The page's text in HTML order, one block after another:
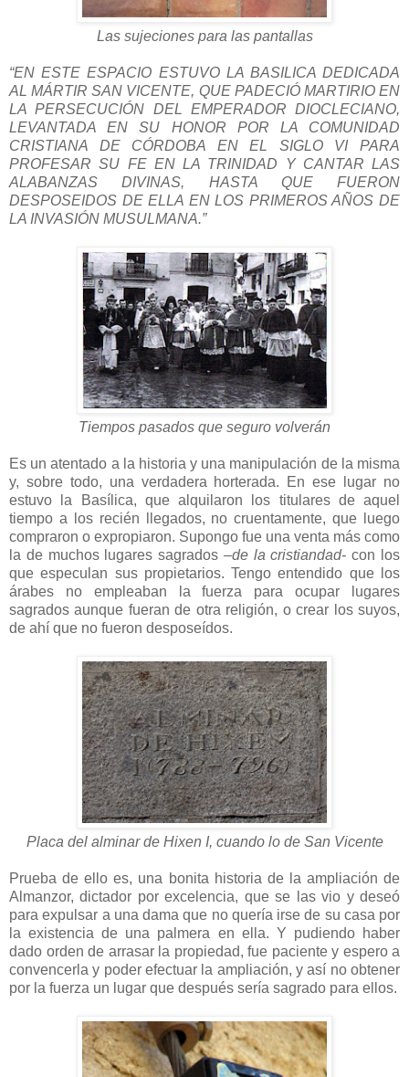
Las sujeciones para las pantallas
“EN ESTE ESPACIO ESTUVO LA BASILICA DEDICADA
AL MÁRTIR SAN VICENTE, QUE PADECIÓ MARTIRIO EN
LA PERSECUCIÓN DEL EMPERADOR DIOCLECIANO,
LEVANTADA EN SU HONOR POR LA COMUNIDAD
CRISTIANA DE CÓRDOBA EN EL SIGLO VI PARA
PROFESAR SU FE EN LA TRINIDAD Y CANTAR LAS
ALABANZAS DIVINAS, HASTA QUE FUERON
DESPOSEIDOS DE ELLA EN LOS PRIMEROS AÑOS DE
LA INVASIÓN MUSULMANA.”
Tiempos pasados que seguro volverán
Es un atentado a la historia y una manipulación de la misma
y, sobre todo, una verdadera horterada. En ese lugar no
estuvo la Basílica, que alquilaron los titulares de aquel
tiempo a los recién llegados, no cruentamente, que luego
compraron o expropiaron. Supongo fue una venta más como
la de muchos lugares sagrados –de la cristiandad-con los
que especulan sus propietarios. Tengo entendido que los
árabes no empleaban la fuerza para ocupar lugares
sagrados aunque fueran de otra religión, o crear los suyos,
de ahí que no fueron desposeídos.
Placa del alminar de Hixen I, cuando lo de San Vicente
Prueba de ello es, una bonita historia de la ampliación de
Almanzor, dictador por excelencia, que se las vio y deseó
para expulsar a una dama que no quería irse de su casa por
la existencia de una palmera en ella. Y pudiendo haber
dado orden de arrasar la propiedad, fue paciente y espero a
convencerla y poder efectuar la ampliación, y así no obtener
por la fuerza un lugar que después sería sagrado para ellos.